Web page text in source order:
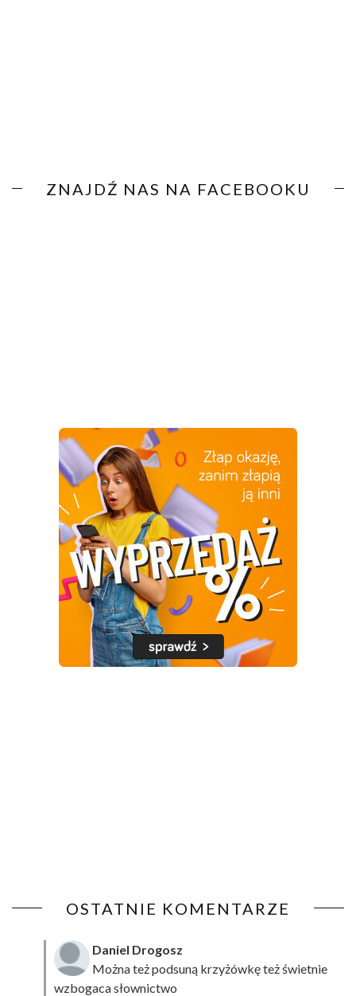
ZNAJDŹ NAS NA FACEBOOKU
OSTATNIE KOMENTARZE
Daniel Drogosz
Można też podsuną krzyżówkęteż świetnie
wzbogaca słownictwo